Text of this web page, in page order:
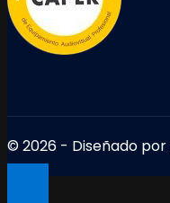
© 2026 - Diseñado por